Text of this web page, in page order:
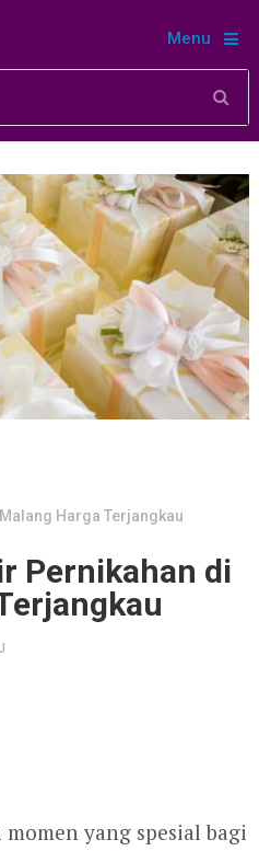
Menu
Harga Terjangkau
Pernikahan di
yang spesial bagi